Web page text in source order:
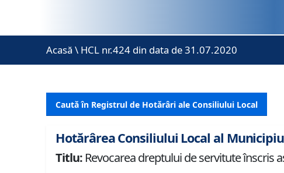
Acasă \ HCL nr.424 din data de 31.07.2020
Caută în Registrul de Hotărâri ale Consiliului Local
Hotărârea Consiliului Local al
Titlu: Revocarea dreptului de servitute înscris